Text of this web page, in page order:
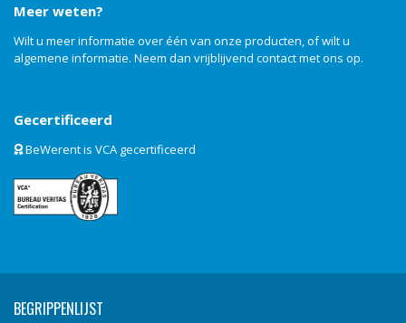
Meer weten?
Wilt u meer informatie over één van onze producten, of wilt u
algemene informatie. Neem dan vrijblijvend contactmet ons op.
Gecertificeerd
BeWerent is VCA gecertificeerd
BEGRIPPENLIJST